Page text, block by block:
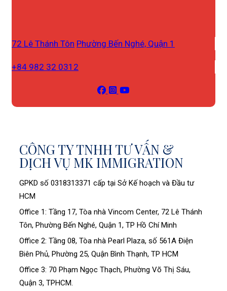
72 Lê Thánh Tôn Phường Bến Nghé, Quận 1
+84 982 32 0312
CÔNG TY TNHH TƯ VẤN &
DỊCH VỤ MK IMMIGRATION
GPKD số 0318313371 cấp tại Sở Kế hoạch và Đầu tư
HCM
Office 1: Tầng 17, Tòa nhà Vincom Center, 72 Lê Thánh
Tôn, Phường Bến Nghé, Quận 1, TP Hồ Chí Minh
Office 2: Tầng 08, Tòa nhà Pearl Plaza, số 561A Điện
Biên Phủ, Phường 25, Quận Bình Thạnh, TP HCM
Office 3: 70 Phạm Ngọc Thạch, Phường Võ Thị Sáu,
Quận 3, TPHCM.